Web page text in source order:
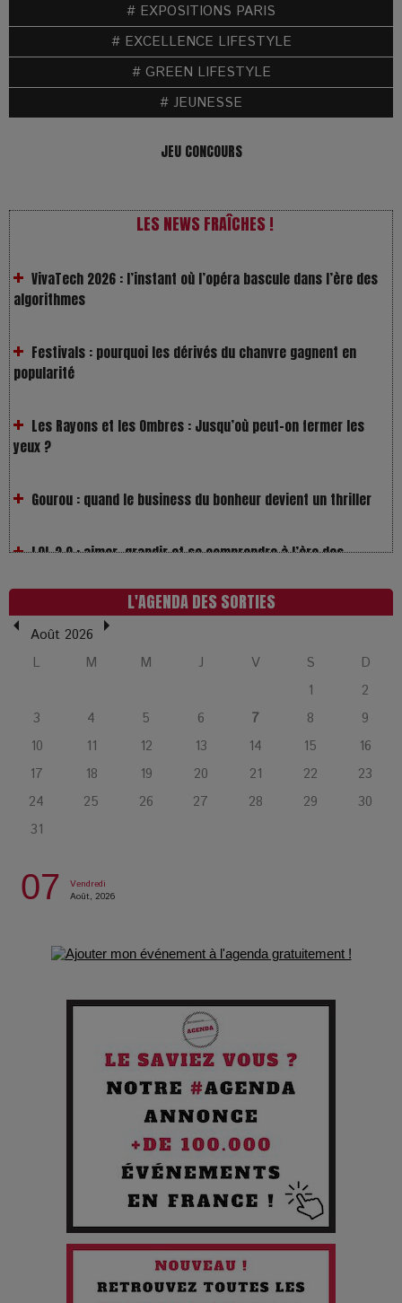
# EXPOSITIONS PARIS
# EXCELLENCE LIFESTYLE
# GREEN LIFESTYLE
# JEUNESSE
JEU CONCOURS
LES NEWS FRAÎCHES !
VivaTech 2026 : l’instant où l’opéra bascule dans l’ère des
Festivals : pourquoi les dérivés du chanvre gagnent en
Les Rayons et les Ombres : Jusqu’où peut-on fermer les
Gourou : quand le business du bonheur devient un thriller
LOL 2.0 : aimer, grandir et se comprendre à l’ère des
humaine
L’or blanc à la croisée des chemins : Rumilly interroge
l’avenir de la montagne française
La Femme de Ménage : Plongez dans le thriller
psychologique qui a conquis le monde !
La Condition : Sous le vernis de la bourgeoisie, la violence
de survie
Journée
Pourquoi les Petites Entreprises Créatives Deviennent les
Les 3 meilleures destinations pour des vacances sportives
Quand l'Opéra Rencontre l'IA : Lola Volonakis, l'Artiste du
Paradoxe qui Chante le Futur
Chien 51 - Quand l’IA prend le pouvoir : une plongée dans un
futur troublant
L'AGENDA DES SORTIES
Août 2026
L
M M J V S
D
1
2
3
4 5 6 7 8
9
10
11 12 13 14 15
16
17
18 19 20 21 22
23
24
25 26 27 28 29
30
31
07
Vendredi
Août, 2026